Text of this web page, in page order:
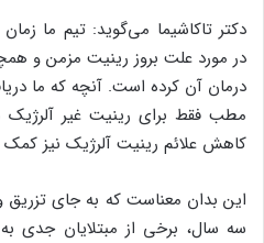
دکتر تاکاشیما می‌گوید: تیم ما
در مورد علت بروز رینیت مزمن و
درمان آن کرده است. آنچه که ما
مطب فقط برای رینیت غیر آلرژیک
کاهش علائم رینیت آلرژیک نیز کمک
این بدان معناست که به جای
سه سال، برخی از مبتلایان جدی